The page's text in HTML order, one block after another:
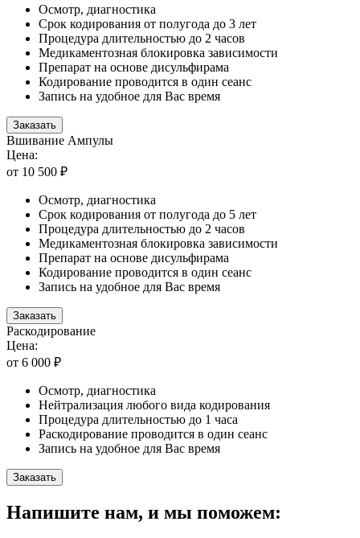
Осмотр, диагностика
Срок кодирования от полугода до 3 лет
Процедура длительностью до 2 часов
Медикаментозная блокировка зависимости
Препарат на основе дисульфирама
Кодирование проводится в один сеанс
Запись на удобное для Вас время
Заказать
Вшивание Ампулы
Цена:
от 10 500 ₽
Осмотр, диагностика
Срок кодирования от полугода до 5 лет
Процедура длительностью до 2 часов
Медикаментозная блокировка зависимости
Препарат на основе дисульфирама
Кодирование проводится в один сеанс
Запись на удобное для Вас время
Заказать
Раскодирование
Цена:
от 6 000 ₽
Осмотр, диагностика
Нейтрализация любого вида кодирования
Процедура длительностью до 1 часа
Раскодирование проводится в один сеанс
Запись на удобное для Вас время
Заказать
Напишите нам, и мы поможем: